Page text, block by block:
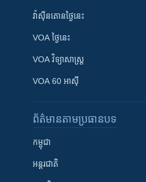
វ៉ាស៊ីនតោន​ថ្ងៃ​នេះ
VOA ថ្ងៃនេះ
VOA ​វិទ្យាសាស្ត្រ
VOA 60 អាស៊ី
ព័ត៌មាន​តាមប្រធានបទ​
កម្ពុជា
អន្តរជាតិ